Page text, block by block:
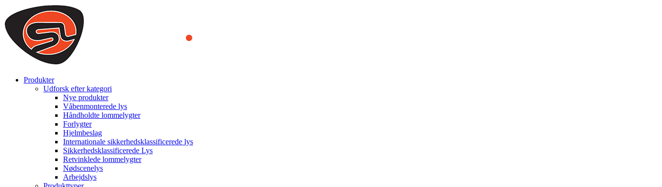
We use cookies to ensure that we provide you the best experience on our website. By continuing to browse this website, you accept that cookies are used to help us analyze how the website is used and to offer
you a better experience. To learn more or to find out how you can disable cookies, you can access our
ACCEPT AND CLOSE
Produkter
Udforsk efter kategori
Nye produkter
Våbenmonterede lys
Håndholdte lommelygter
Forlygter
Hjelmbeslag
Internationale sikkerhedsklassificerede lys
Sikkerhedsklassificerede Lys
Retvinklede lommelygter
Nødscenelys
Arbejdslys